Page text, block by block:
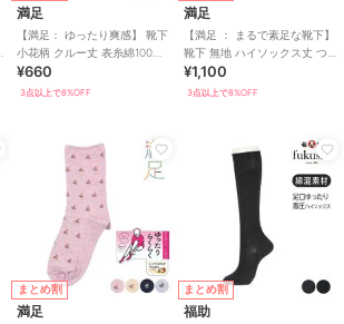
満足
【満足： ゆったり爽感】 靴下
小花柄 クルー丈 表糸綿100％
天然素材
¥660
3点以上で8%OFF
満足
【満足 ： まるで素足な靴下】
靴下 無地 ハイソックス丈 つま
先かかと綿混(340-4331)
¥1,100
3点以上で8%OFF
まとめ割
満足
まとめ割
福助